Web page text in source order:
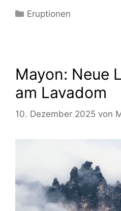
Kategorien
Eruptionen
Mayon: Neue
am Lavadom
10. Dezember 2025 von